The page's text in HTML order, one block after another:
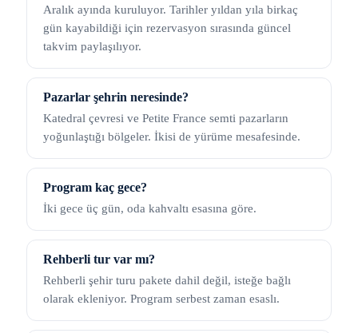
Aralık ayında kuruluyor. Tarihler yıldan yıla birkaç
gün kayabildiği için rezervasyon sırasında güncel
takvim paylaşılıyor.
Pazarlar şehrin neresinde?
Katedral çevresi ve Petite France semti pazarların
yoğunlaştığı bölgeler. İkisi de yürüme mesafesinde.
Program kaç gece?
İki gece üç gün, oda kahvaltı esasına göre.
Rehberli tur var mı?
Rehberli şehir turu pakete dahil değil, isteğe bağlı
olarak ekleniyor. Program serbest zaman esaslı.